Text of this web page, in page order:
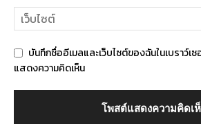
บันทึกชื่ออีเมลและเว็บไซต์ของฉันในเบราว์เ
แสดงความคิดเห็น